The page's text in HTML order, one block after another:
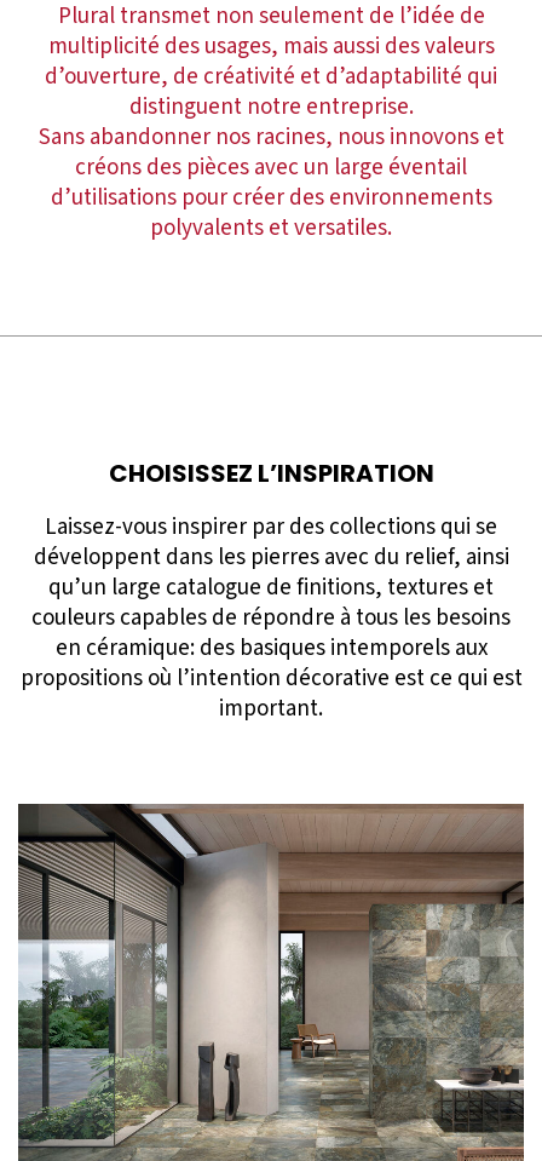
Plural transmet non seulement de l’idée de
multiplicité des usages, mais aussi des valeurs
d’ouverture, de créativité et d’adaptabilité qui
distinguent notre entreprise.
Sans abandonner nos racines, nous innovons et
créons des pièces avec un large éventail
d’utilisations pour créer des environnements
polyvalents et versatiles.
CHOISISSEZ L’INSPIRATION
Laissez-vous inspirer par des collections qui se
développent dans les pierres avec du relief, ainsi
qu’un large catalogue de finitions, textures et
couleurs capables de répondre à tous les besoins
en céramique: des basiques intemporels aux
propositions où l’intention décorative est ce qui est
important.